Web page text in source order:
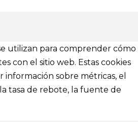
utilizan para comprender cómo
con el sitio web. Estas cookies
sobre métricas, el
tasa de rebote, la fuente de